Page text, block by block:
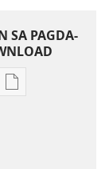
SA PAGDA-
Opsiyon